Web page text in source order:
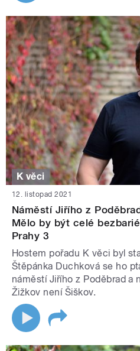
K věci
12. listopad 2021
Náměstí Jiřího z
Mělo by být celé
Prahy 3
Hostem pořadu K věci byl
Štěpánka Duchková se ho
náměstí Jiřího z Poděbrad a
Žižkov není Šiškov.